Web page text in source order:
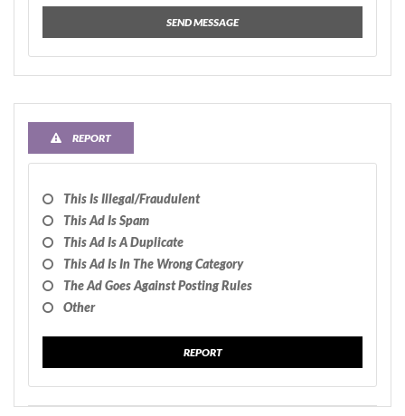
SEND MESSAGE
REPORT
This Is Illegal/fraudulent
This Ad Is Spam
This Ad Is A Duplicate
This Ad Is In The Wrong Category
The Ad Goes Against Posting Rules
Other
REPORT